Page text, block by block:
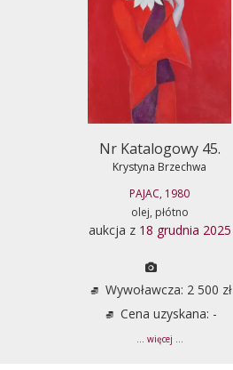
Nr Katalogowy 45.
Krystyna Brzechwa
PAJAC, 1980
olej, płótno
aukcja z 18 grudnia 2025
Wywoławcza: 2 500 zł
Cena uzyskana: -
... więcej ...